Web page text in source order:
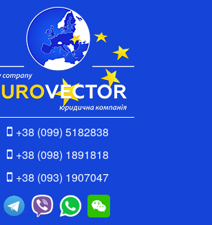
+38 (099) 5182838
+38 (098) 1891818
+38 (093) 1907047